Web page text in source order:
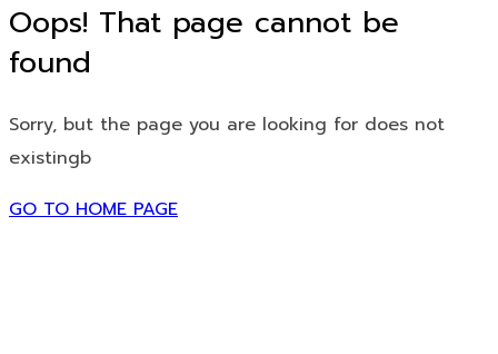
Oops! That page cannot be
found
Sorry, but the page you are looking for does not
existingb
GO TO HOME PAGE